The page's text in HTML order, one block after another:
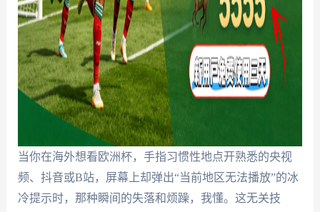
当你在海外想看欧洲杯，手指习惯性地点开熟悉的央视
频、抖音或B站，屏幕上却弹出“当前地区无法播放”的冰
冷提示时，那种瞬间的失落和烦躁，我懂。这无关技